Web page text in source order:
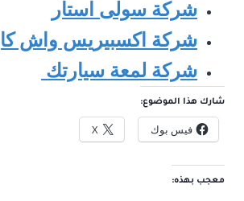
شركة سولى استار
شركة اكسبيريس واش
شركة لمعة سيارتك
شارك هذا الموضوع:
فيس بوك X
معجب بهذه: